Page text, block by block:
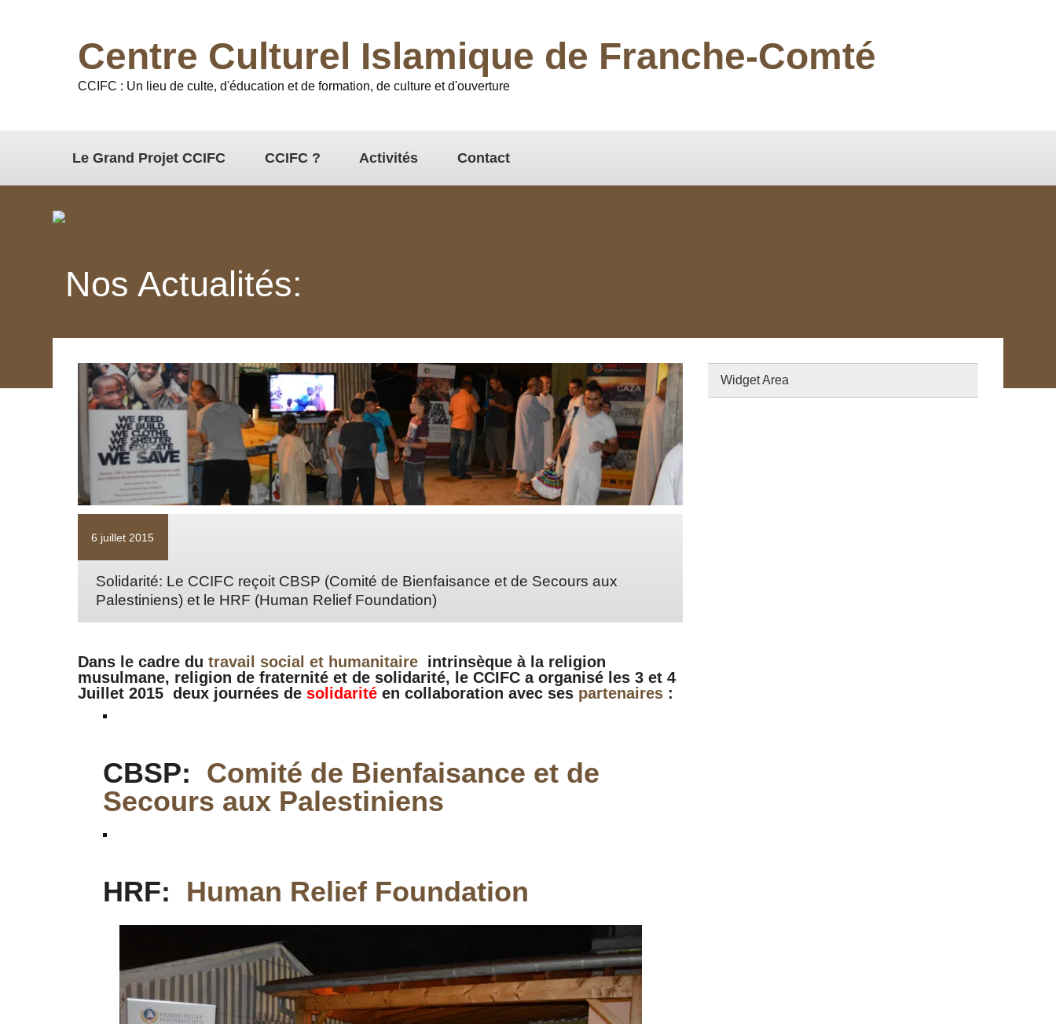
Centre Culturel Islamique de Franche-Comté
CCIFC : Un lieu de culte, d'éducation et de formation, de culture et d'ouverture
Le Grand Projet CCIFC CCIFC ? Activités Contact
Nos Actualités:
6 juillet 2015
Solidarité: Le CCIFC reçoit CBSP (Comité de Bienfaisance et de Secours aux
Palestiniens) et le HRF (Human Relief Foundation)
Dans le cadre dutravail social et humanitaire intrinsèque à la religion
musulmane, religion de fraternité et de solidarité, le CCIFC a organisé les 3 et 4
Juillet 2015 deux journées desolidarité en collaboration avec ses partenaires :
CBSP: Comité de Bienfaisance et de
Secours aux Palestiniens
HRF: Human Relief Foundation
Widget Area